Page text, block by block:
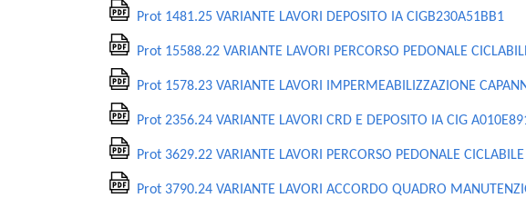
Prot 1481.25 VARIANTE LAVORI DEPOSITO IA CIGB230A51BB1
Prot 15588.22 VARIANTE LAVORI PERCORSO PEDONALE
Prot 1578.23 VARIANTE LAVORI IMPERMEABILIZZAZIONE
Prot 2356.24 VARIANTE LAVORI CRD E DEPOSITO IA CIG
Prot 3629.22 VARIANTE LAVORI PERCORSO PEDONALE
Prot 3790.24 VARIANTE LAVORI ACCORDO QUADRO